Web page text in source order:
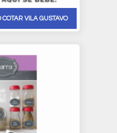
COTAR VILA GUSTAVO